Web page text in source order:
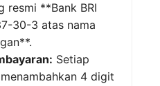
resmi **Bank BRI
30-3 atas nama
Setiap
4 digit